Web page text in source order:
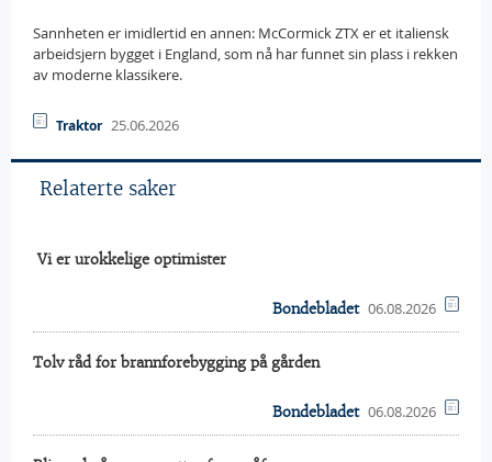
Sannheten er imidlertid en annen: McCormick ZTX er et italiensk
arbeidsjern bygget i England, som nå har funnet sin plass i rekken
av moderne klassikere.
Traktor 25.06.2026
Relaterte saker
 Vi er urokkelige optimister
Bondebladet 06.08.2026
Tolv råd for brannforebygging på gården
Bondebladet 06.08.2026